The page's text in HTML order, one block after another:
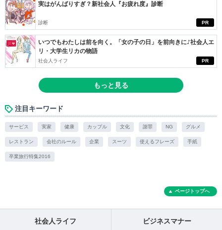
PR
実はがんばりすぎ？新社会人『お疲れ度』診断
診断
PR
いつでもわたしは前を向く。「女の子の日」を前向きに♪社会人エ
リ・大学生リカの物語
社会人ライフ
もっと見る
注目キーワード
サービス 実家 健康 カップル 文化 謝罪 NG グルメ
レストラン 会社のルール 企業 スーツ 使えるフレーズ 手紙
卒業旅行特集2016
ページトップへ
社会人ライフ ビジネスマナー